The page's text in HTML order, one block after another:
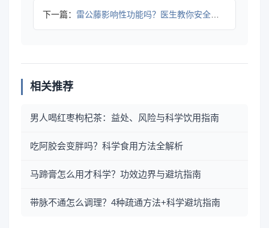
下一篇： 雷公藤影响性功能吗？医生教你安全用药全攻略
相关推荐
男人喝红枣枸杞茶：益处、风险与科学饮用指南
吃阿胶会变胖吗？科学食用方法全解析
马蹄膏怎么用才科学？功效边界与避坑指南
带脉不通怎么调理？4种疏通方法+科学避坑指南